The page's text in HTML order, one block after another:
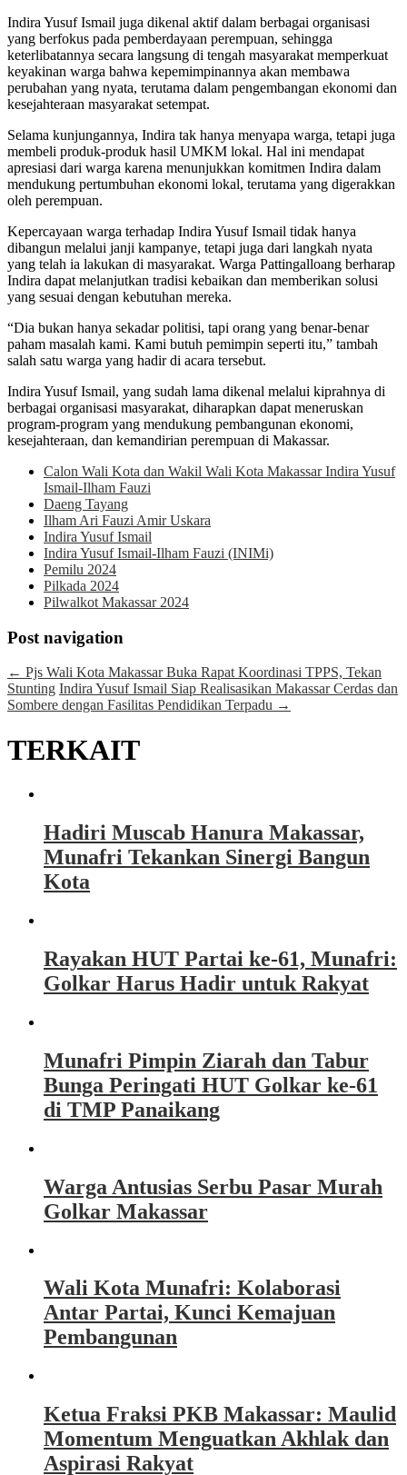
Indira Yusuf Ismail juga dikenal aktif dalam berbagai organisasi
yang berfokus pada pemberdayaan perempuan, sehingga
keterlibatannya secara langsung di tengah masyarakat memperkuat
keyakinan warga bahwa kepemimpinannya akan membawa
perubahan yang nyata, terutama dalam pengembangan ekonomi dan
kesejahteraan masyarakat setempat.
Selama kunjungannya, Indira tak hanya menyapa warga, tetapi juga
membeli produk-produk hasil UMKM lokal. Hal ini mendapat
apresiasi dari warga karena menunjukkan komitmen Indira dalam
mendukung pertumbuhan ekonomi lokal, terutama yang digerakkan
oleh perempuan.
Kepercayaan warga terhadap Indira Yusuf Ismail tidak hanya
dibangun melalui janji kampanye, tetapi juga dari langkah nyata
yang telah ia lakukan di masyarakat. Warga Pattingalloang berharap
Indira dapat melanjutkan tradisi kebaikan dan memberikan solusi
yang sesuai dengan kebutuhan mereka.
“Dia bukan hanya sekadar politisi, tapi orang yang benar-benar
paham masalah kami. Kami butuh pemimpin seperti itu,” tambah
salah satu warga yang hadir di acara tersebut.
Indira Yusuf Ismail, yang sudah lama dikenal melalui kiprahnya di
berbagai organisasi masyarakat, diharapkan dapat meneruskan
program-program yang mendukung pembangunan ekonomi,
kesejahteraan, dan kemandirian perempuan di Makassar.
Calon Wali Kota dan Wakil Wali Kota Makassar Indira Yusuf
Ismail-Ilham Fauzi
Daeng Tayang
Ilham Ari Fauzi Amir Uskara
Indira Yusuf Ismail
Indira Yusuf Ismail-Ilham Fauzi (INIMi)
Pemilu 2024
Pilkada 2024
Pilwalkot Makassar 2024
Post navigation
← Pjs Wali Kota Makassar Buka Rapat Koordinasi TPPS, Tekan
Stunting Indira Yusuf Ismail Siap Realisasikan Makassar Cerdas dan
Sombere dengan Fasilitas Pendidikan Terpadu →
TERKAIT
Hadiri Muscab Hanura Makassar,
Munafri Tekankan Sinergi Bangun
Kota
Rayakan HUT Partai ke-61, Munafri:
Golkar Harus Hadir untuk Rakyat
Munafri Pimpin Ziarah dan Tabur
Bunga Peringati HUT Golkar ke-61
di TMP Panaikang
Warga Antusias Serbu Pasar Murah
Golkar Makassar
Wali Kota Munafri: Kolaborasi
Antar Partai, Kunci Kemajuan
Pembangunan
Ketua Fraksi PKB Makassar: Maulid
Momentum Menguatkan Akhlak dan
Aspirasi Rakyat